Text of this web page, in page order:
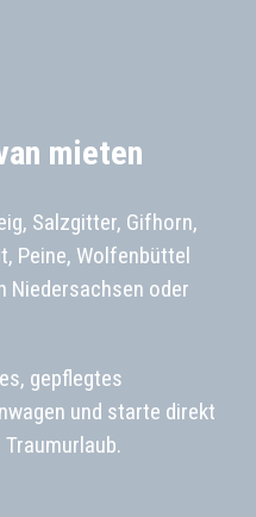
mieten
Salzgitter, Gifhorn,
Peine, Wolfenbüttel
Niedersachsen oder
gepflegtes
und starte direkt